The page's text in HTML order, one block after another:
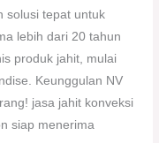
solusi tepat untuk
lebih dari 20 tahun
produk jahit, mulai
Keunggulan NV
jasa jahit konveksi
siap menerima